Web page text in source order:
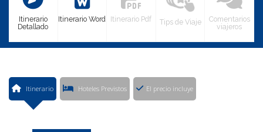
Itinerario
Detallado
Itinerario Word Itinerario Pdf Tips de Viaje
Comentarios
viajeros
Itinerario Hoteles Previstos El precio incluye